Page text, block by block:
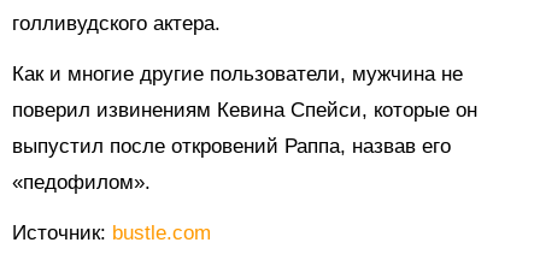
голливудского актера.
Как и многие другие пользователи, мужчина не
поверил извинениям Кевина Спейси, которые он
выпустил после откровений Раппа, назвав его
«педофилом».
Источник: bustle.com